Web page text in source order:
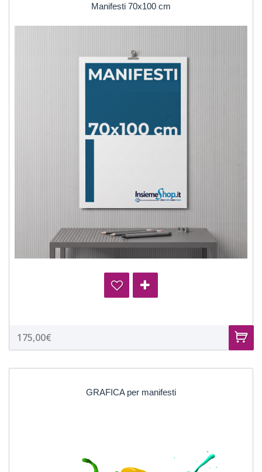
Manifesti 70x100 cm
175,00€
GRAFICA per manifesti